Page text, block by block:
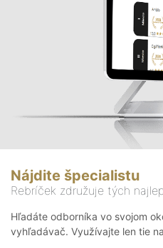
Nájdite špecialistu
Rebríček združuje tých
Hľadáte odborníka vo svojom
vyhľadávač. Využívajte len tie